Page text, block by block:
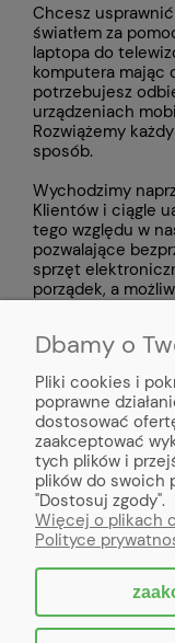
Chcesz
światłem za
laptopa do
komputera mając
potrzebujesz
urządzeniach
Rozwiążemy
sposób.
Wychodzimy
Klientów i ciągle
tego względu w
pozwalające
sprzęt
porządek, a
na świecie.
Służymy
wyborze
oczekiwań i
odpowiadamy w
napiszesz do nas
dzwonić na numer
piątkuw
Dbamy o
Pliki cookies i
poprawne
dostosować
zaakceptować
tych plików i
plików do swoich
"Dostosuj zgody".
Więcej o plikach
Polityce